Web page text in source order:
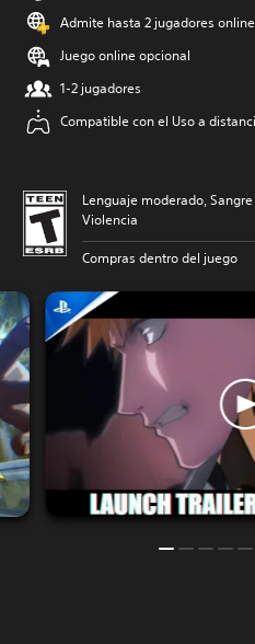
Admite hasta 2 jugadores
Juego online opcional
1-2 jugadores
Compatible con el Uso a
Lenguaje moderado,
Violencia
Compras dentro del juego